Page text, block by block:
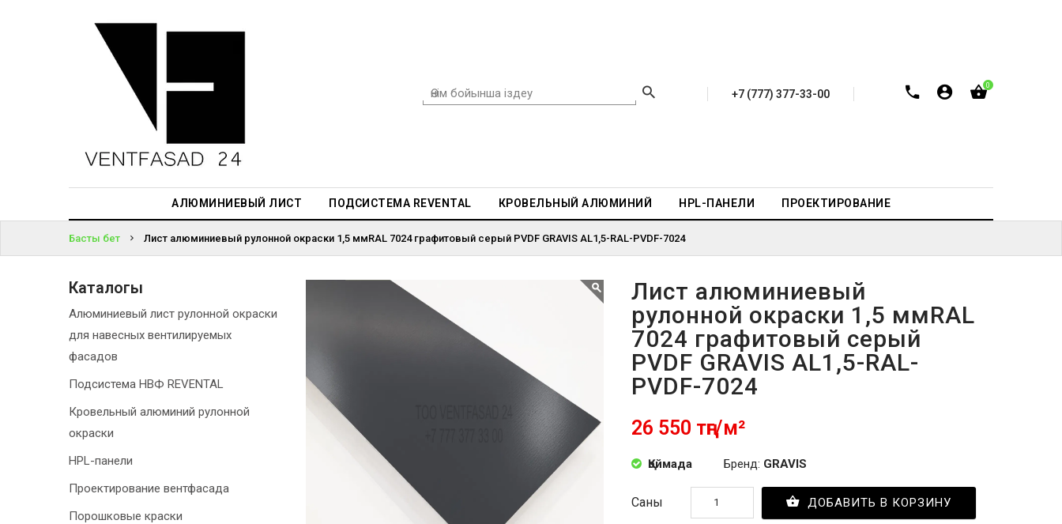
+7 (777) 377-33-00
0
АЛЮМИНИЕВЫЙ ЛИСТ ПОДСИСТЕМА REVENTAL КРОВЕЛЬНЫЙ АЛЮМИНИЙ HPL-ПАНЕЛИ ПРОЕКТИРОВАНИЕ
АЛЮМИНИЕВЫЙ
ПРОЕКТИРОВАНИЕ
КІРІҢІЗ
ПАРОЛЬДІ
БА?
Басты бет Лист алюминиевый рулонной окраски 1,5 ммRAL 7024 графитовый серый PVDF GRAVIS AL1,5-RAL-PVDF-7024
Лист алюминиевый
рулонной окраски 1,5 ммRAL
7024 графитовый серый
PVDF GRAVIS AL1,5-RAL-
PVDF-7024
26 550 тңг/м²
Қоймада Бренд: GRAVIS
Саны ДОБАВИТЬ В КОРЗИНУ
Каталогы
Алюминиевый лист рулонной окраски
для навесных вентилируемых
фасадов
Подсистема НВФ REVENTAL
Кровельный алюминий рулонной
окраски
HPL-панели
Проектирование вентфасада
Порошковые краски